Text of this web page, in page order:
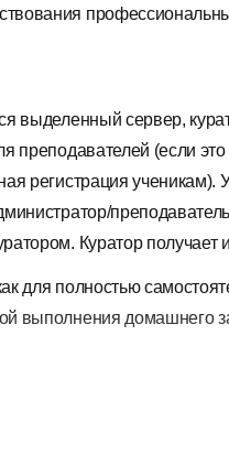
выделенный сервер,
преподавателей (если
регистрация
Куратор
для полностью
выполнения домашнего